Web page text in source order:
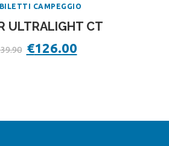
CAMPEGGIO
ULTRALIGHT CT
Il
prezzo
€126.00Il
prezzo